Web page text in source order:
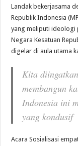
Landak bekerjasama
Republik Indonesia
yang meliputi ideologi
Negara Kesatuan
digelar di aula utama
Kita
membangun
Indonesia ini
yang kondusif
Acara Sosialisasi